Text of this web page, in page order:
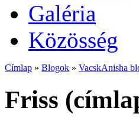
Galéria
Közösség
Címlap » Blogok » VacskAnisha
Friss